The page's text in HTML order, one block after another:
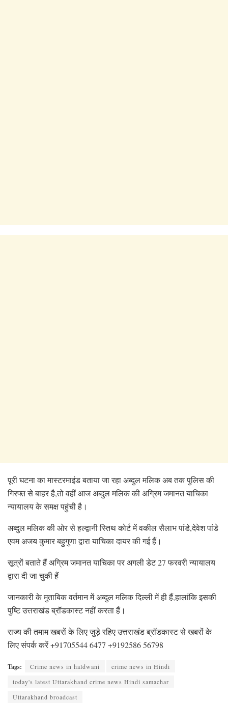
पूरी घटना का मास्टरमाइंड बताया जा रहा अब्दुल मलिक अब तक पुलिस की
गिरफ्त से बाहर है,तो वहीं आज अब्दुल मलिक की अग्रिम जमानत याचिका
न्यायालय के समक्ष पहुंची है।
अब्दुल मलिक की ओर से हल्द्वानी स्तिथ कोर्ट में वकील सैलाभ पांडे,देवेश पांडे
एवम अजय कुमार बहुगुणा द्वारा याचिका दायर की गई हैं।
सूत्रों बताते हैं अग्रिम जमानत याचिका पर अगली डेट 27 फरवरी न्यायालय
द्वारा दी जा चुकी हैं
जानकारी के मुताबिक वर्तमान में अब्दुल मलिक दिल्ली में ही हैं,हालांकि इसकी
पुष्टि उत्तराखंड ब्रॉडकास्ट नहीं करता हैं।
राज्य की तमाम खबरों के लिए जुड़े रहिए उत्तराखंड ब्रॉडकास्ट से खबरों के
लिए संपर्क करें +91705544 6477 +9192586 56798
Tags: Crime news in haldwani
crime news in Hindi
today's latest Uttarakhand crime news Hindi samachar
Uttarakhand broadcast